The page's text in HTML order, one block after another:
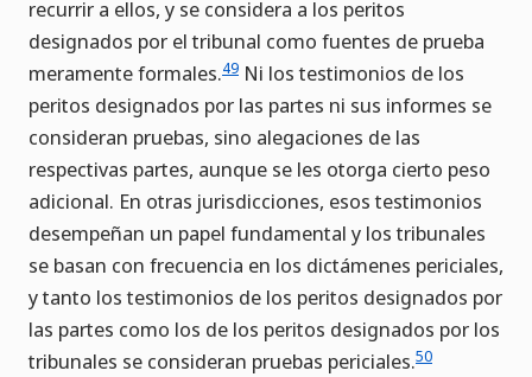
recurrir a ellos, y se considera a los peritos
designados por el tribunal como fuentes de prueba
meramente formales.49 Ni los testimonios de los
peritos designados por las partes ni sus informes se
consideran pruebas, sino alegaciones de las
respectivas partes, aunque se les otorga cierto peso
adicional. En otras jurisdicciones, esos testimonios
desempeñan un papel fundamental y los tribunales
se basan con frecuencia en los dictámenes periciales,
y tanto los testimonios de los peritos designados por
las partes como los de los peritos designados por los
tribunales se consideran pruebas periciales.50